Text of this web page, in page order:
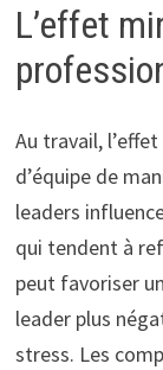
L’effet
Au travail,
d’équipe de
leaders
qui tendent à
peut favoriser
leader plus
stress. Les